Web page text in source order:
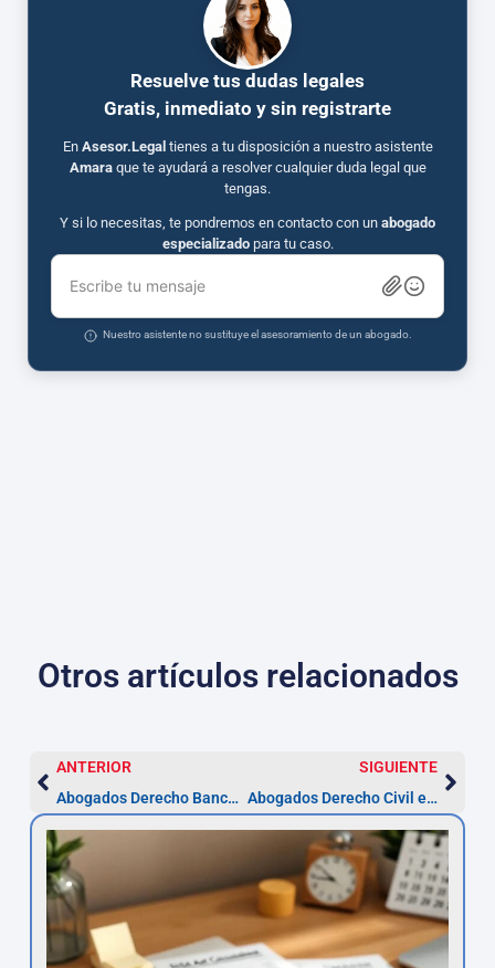
Resuelve tus dudas legales
Gratis, inmediato y sin registrarte
En Asesor.Legal tienes a tu disposición a nuestro asistente
Amaraque te ayudará a resolver cualquier duda legal que
tengas.
Y si lo necesitas, te pondremos en contacto con un abogado
especializadopara tu caso.
Escribe tu mensaje
Nuestro asistente no sustituye el asesoramiento de un abogado.
Otros artículos relacionados
ANTERIOR
Abogados Derecho Bancario en Córdoba | Asesor.Legal
SIGUIENTE
Abogados Derecho Civil en Córdoba | Asesor.Legal